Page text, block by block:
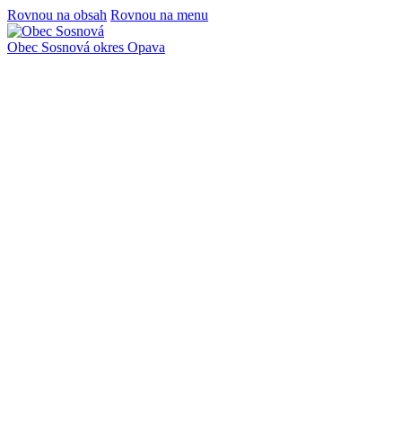
Rovnou na obsah Rovnou na menu
Obec Sosnová okres Opava